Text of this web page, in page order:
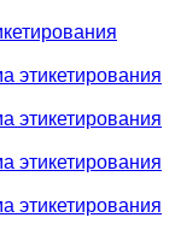
этикетирования
этикетирования
этикетирования
этикетирования